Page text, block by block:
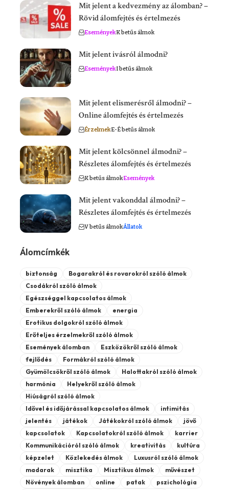
Mit jelent a kedvezmény az álomban? –
Rövid álomfejtés és értelmezés
EseményekK betűs álmok
Mit jelent ivásról álmodni?
EseményekI betűs álmok
Mit jelent elismerésről álmodni? –
Online álomfejtés és értelmezés
ÉrzelmekE-É betűs álmok
Mit jelent kölcsönnel álmodni? –
Részletes álomfejtés és értelmezés
K betűs álmokEsemények
Mit jelent vakonddal álmodni? –
Részletes álomfejtés és értelmezés
V betűs álmokÁllatok
Álomcímkék
biztonság
Bogarakról és rovarokról szóló álmok
Csodákról szóló álmok
Egészséggel kapcsolatos álmok
Emberekről szóló álmok
energia
Erotikus dolgokról szóló álmok
Erőteljes érzelmekről szóló álmok
Események álomban
Eszközökről szóló álmok
fejlődés
Formákról szóló álmok
Gyümölcsökről szóló álmok
Halottakról szóló álmok
harmónia
Helyekről szóló álmok
Hiúságról szóló álmok
Idővel és időjárással kapcsolatos álmok
intimitás
jelentés
játékok Játékokról szóló álmok
jövő
kapcsolatok
Kapcsolatokról szóló álmok
karrier
Kommunikációról szóló álmok
kreativitás
kultúra
képzelet
Közlekedés álmok
Luxusról szóló álmok
madarak
misztika Misztikus álmok
művészet
Növények álomban
online patak
pszichológia